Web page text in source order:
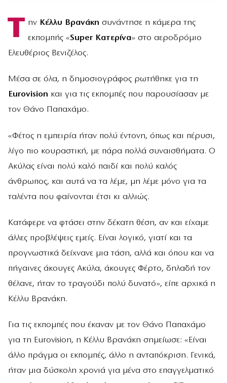
Τ ην Κέλλυ Βρανάκη συνάντησε η κάμερα της
εκπομπής «Super Κατερίνα» στο αεροδρόμιο
Ελευθέριος Βενιζέλος.
Μέσα σε όλα, η δημοσιογράφος ρωτήθηκε για τη
Eurovision και για τις εκπομπές που παρουσίασαν με
τον Θάνο Παπαχάμο.
«Φέτος η εμπειρία ήταν πολύ έντονη, όπως και πέρυσι,
λίγο πιο κουραστική, με πάρα πολλά συναισθήματα. Ο
Ακύλας είναι πολύ καλό παιδί και πολύ καλός
άνθρωπος, και αυτά να τα λέμε, μη λέμε μόνο για τα
ταλέντα που φαίνονται έτσι κι αλλιώς.
Κατάφερε να φτάσει στην δέκατη θέση, αν και είχαμε
άλλες προβλέψεις εμείς. Είναι λογικό, γιατί και τα
προγνωστικά δείχνανε μια τάση, αλλά και όπου και να
πήγαινες άκουγες Ακύλα, άκουγες Φέρτο, δηλαδή τον
θέλανε, ήταν το τραγούδι πολύ δυνατό», είπε αρχικά η
Κέλλυ Βρανάκη.
Για τις εκπομπές που έκαναν με τον Θάνο Παπαχάμο
για τη Eurovision, η Κέλλυ Βρανάκη σημείωσε: «Είναι
άλλο πράγμα οι εκπομπές, άλλο η ανταπόκριση. Γενικά,
ήταν μια δύσκολη χρονιά για μένα στο επαγγελματικό